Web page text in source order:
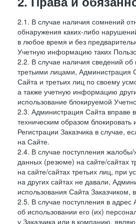
2.1. В случае наличия сомнений
обнаружения каких-либо
в любое время и без
Учетную информацию таких
2.2. В случае наличия сведений
третьими лицами, Администрация
Сайта и третьих лиц по своему
а также учетную информацию
использование блокируемой
2.3. Администрация Сайта вправе
техническим образом
Регистрации Заказчика в случае,
на Сайте.
2.4. В случае поступления
данных (резюме) на сайте/сайтах
на сайте/сайтах третьих лиц, при
на других сайтах не давали,
использования Сайта Заказчиком,
2.5. В случае поступления в
об использовании его (их)
у Заказчика или в компанию,